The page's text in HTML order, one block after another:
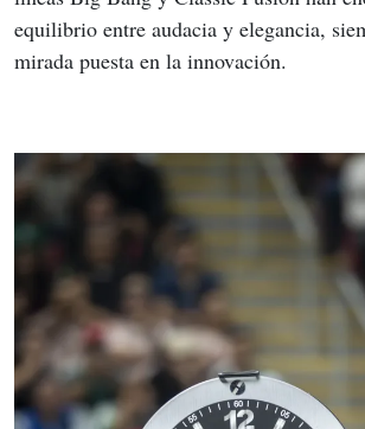
equilibrio entre audacia y elegancia,
mirada puesta en la innovación.